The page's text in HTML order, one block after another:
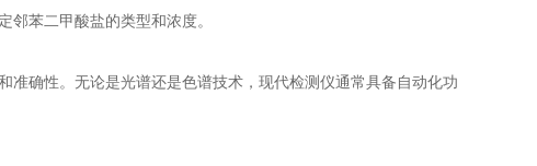
苯二甲酸盐的类型和浓度。
确性。无论是光谱还是色谱技术，现代检测仪通常具备自动化功